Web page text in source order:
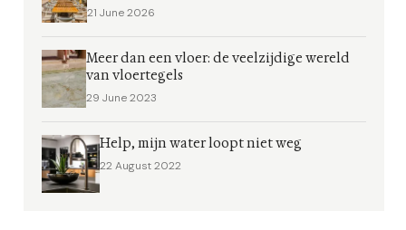
21 June 2026
Meer dan een vloer: de veelzijdige wereld
van vloertegels
29 June 2023
Help, mijn water loopt niet weg
22 August 2022